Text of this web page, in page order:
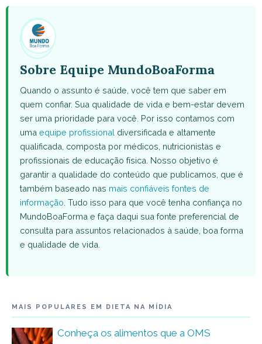
Sobre Equipe MundoBoaForma
Quando o assunto é saúde, você tem que saber em
quem confiar. Sua qualidade de vida e bem-estar devem
ser uma prioridade para você. Por isso contamos com
uma equipe profissional diversificada e altamente
qualificada, composta por médicos, nutricionistas e
profissionais de educação física. Nosso objetivo é
garantir a qualidade do conteúdo que publicamos, que é
também baseado nas mais confiáveis fontes de
informação . Tudo isso para que você tenha confiança no
MundoBoaForma e faça daqui sua fonte preferencial de
consulta para assuntos relacionados à saúde, boa forma
e qualidade de vida.
MAIS POPULARES EM DIETA NA MÍDIA
Conheça os alimentos que a OMS